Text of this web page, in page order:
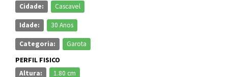
Cidade: Cascavel
Idade: 30 Anos
Categoria: Garota
PERFIL FISICO
Altura: 1.80 cm